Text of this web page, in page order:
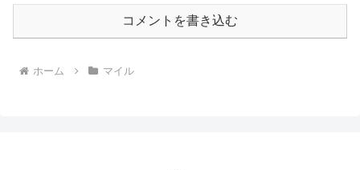
コメントを書き込む
ホーム マイル